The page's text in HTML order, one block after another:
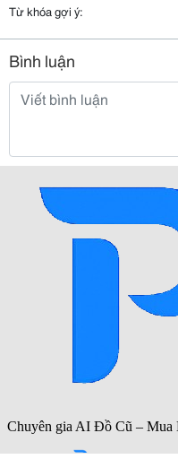
Từ khóa gợi ý:
Bình luận